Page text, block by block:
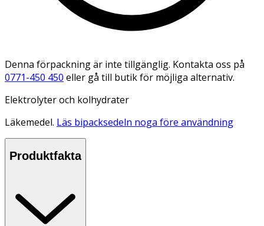
Denna förpackning är inte tillgänglig. Kontakta oss på
0771-450 450 eller gå till butik för möjliga alternativ.
Elektrolyter och kolhydrater
Läkemedel. Läs bipacksedeln noga före användning
Produktfakta